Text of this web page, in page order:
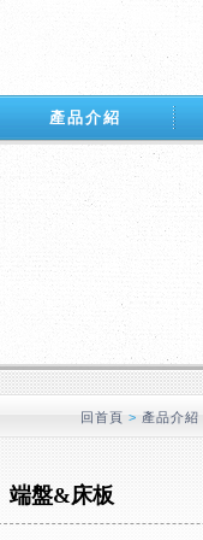
產品介紹
回首頁 > 產品介紹
端盤&床板